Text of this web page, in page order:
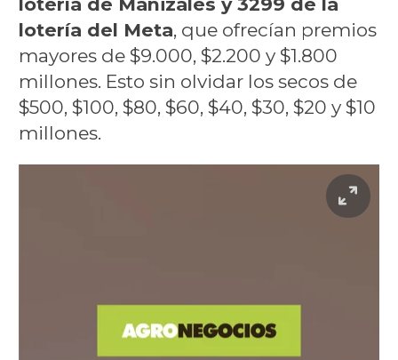
lotería del Meta, que ofrecían premios
mayores de $9.000, $2.200 y $1.800
millones. Esto sin olvidar los secos de
$500, $100, $80, $60, $40, $30, $20 y $10
millones.